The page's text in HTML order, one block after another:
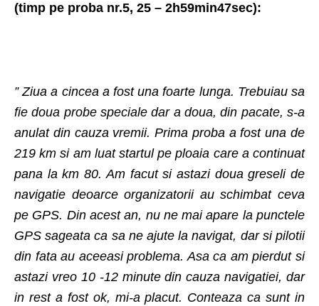
(timp pe proba nr.5, 25 – 2h59min47sec):
” Ziua a cincea a fost una foarte lunga. Trebuiau sa
fie doua probe speciale dar a doua, din pacate, s-a
anulat din cauza vremii. Prima proba a fost una de
219 km si am luat startul pe ploaia care a continuat
pana la km 80. Am facut si astazi doua greseli de
navigatie deoarce organizatorii au schimbat ceva
pe GPS. Din acest an, nu ne mai apare la punctele
GPS sageata ca sa ne ajute la navigat, dar si pilotii
din fata au aceeasi problema. Asa ca am pierdut si
astazi vreo 10 -12 minute din cauza navigatiei, dar
in rest a fost ok, mi-a placut. Conteaza ca sunt in